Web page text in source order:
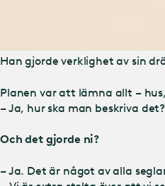
Han gjorde verklighet av sin
Planen var att lämna allt –
– Ja, hur ska man beskriva
Och det gjorde ni?
– Ja. Det är något av alla